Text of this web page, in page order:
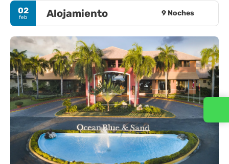
02
feb Alojamiento 9 Noches
Contacta con nosotros